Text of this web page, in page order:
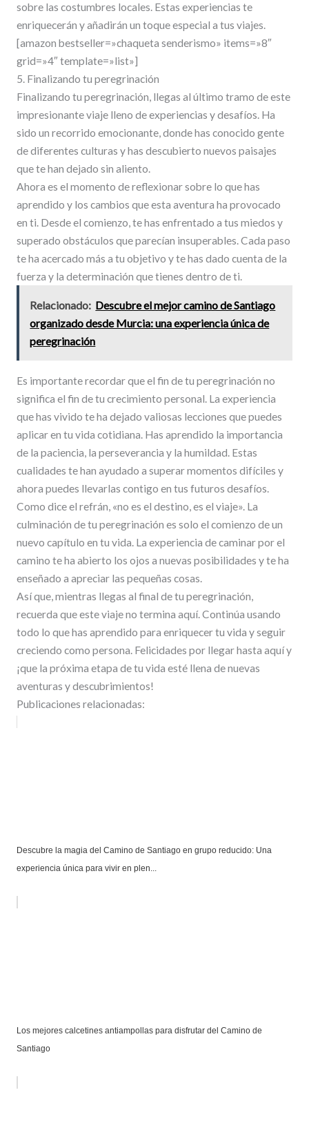
sobre las costumbres locales. Estas experiencias te
enriquecerán y añadirán un toque especial a tus viajes.
[amazon bestseller=»chaqueta senderismo» items=»8″
grid=»4″ template=»list»]
5. Finalizando tu peregrinación
Finalizando tu peregrinación, llegas al último tramo de este
impresionante viaje lleno de experiencias y desafíos. Ha
sido un recorrido emocionante, donde has conocido gente
de diferentes culturas y has descubierto nuevos paisajes
que te han dejado sin aliento.
Ahora es el momento de reflexionar sobre lo que has
aprendido y los cambios que esta aventura ha provocado
en ti. Desde el comienzo, te has enfrentado a tus miedos y
superado obstáculos que parecían insuperables. Cada paso
te ha acercado más a tu objetivo y te has dado cuenta de la
fuerza y ​​la determinación que tienes dentro de ti.
Relacionado: Descubre el mejor camino de Santiago
organizado desde Murcia: una experiencia única de
peregrinación
Es importante recordar que el fin de tu peregrinación no
significa el fin de tu crecimiento personal. La experiencia
que has vivido te ha dejado valiosas lecciones que puedes
aplicar en tu vida cotidiana. Has aprendido la importancia
de la paciencia, la perseverancia y la humildad. Estas
cualidades te han ayudado a superar momentos difíciles y
ahora puedes llevarlas contigo en tus futuros desafíos.
Como dice el refrán, «no es el destino, es el viaje». La
culminación de tu peregrinación es solo el comienzo de un
nuevo capítulo en tu vida. La experiencia de caminar por el
camino te ha abierto los ojos a nuevas posibilidades y te ha
enseñado a apreciar las pequeñas cosas.
Así que, mientras llegas al final de tu peregrinación,
recuerda que este viaje no termina aquí. Continúa usando
todo lo que has aprendido para enriquecer tu vida y seguir
creciendo como persona. Felicidades por llegar hasta aquí y
¡que la próxima etapa de tu vida esté llena de nuevas
aventuras y descubrimientos!
Publicaciones relacionadas:
Descubre la magia del Camino de Santiago en grupo reducido: Una
experiencia única para vivir en plen...
Los mejores calcetines antiampollas para disfrutar del Camino de
Santiago